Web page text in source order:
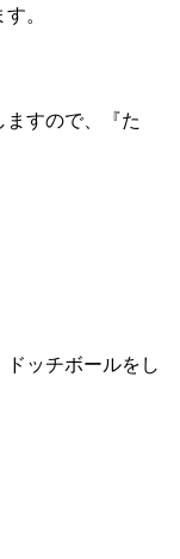
。
すので、『た
ッチボールをし